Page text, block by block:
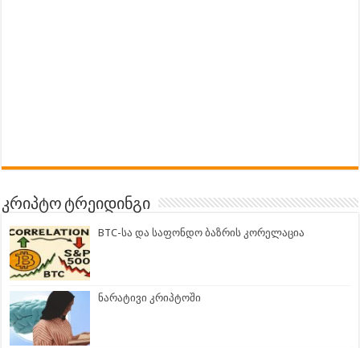
კრიპტო ტრეიდინგი
BTC-სა და საფონდო ბაზრის კორელაცია
ნარატივი კრიპტოში